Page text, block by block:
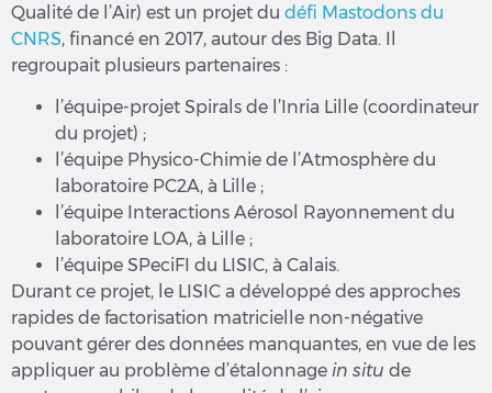
Qualité de l’Air) est un projet du défi Mastodons du
CNRS, financé en 2017, autour des Big Data. Il
regroupait plusieurs partenaires :
l’équipe-projet Spirals de l’Inria Lille (coordinateur
du projet) ;
l’équipe Physico-Chimie de l’Atmosphère du
laboratoire PC2A, à Lille ;
l’équipe Interactions Aérosol Rayonnement du
laboratoire LOA, à Lille ;
l’équipe SPeciFI du LISIC, à Calais.
Durant ce projet, le LISIC a développé des approches
rapides de factorisation matricielle non-négative
pouvant gérer des données manquantes, en vue de les
appliquer au problème d’étalonnage in situ de